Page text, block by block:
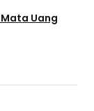
Mata Uang